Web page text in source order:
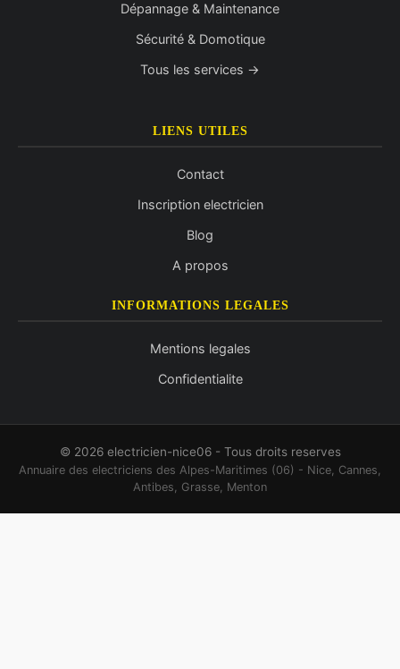
Dépannage & Maintenance
Sécurité & Domotique
Tous les services →
LIENS UTILES
Contact
Inscription electricien
Blog
A propos
INFORMATIONS LEGALES
Mentions legales
Confidentialite
© 2026 electricien-nice06 - Tous droits reserves
Annuaire des electriciens des Alpes-Maritimes (06) - Nice, Cannes,
Antibes, Grasse, Menton